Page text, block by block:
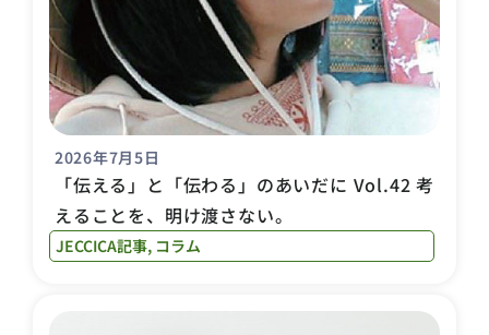
2026年7月5日
「伝える」と「伝わる」のあいだに Vol.42 考
えることを、明け渡さない。
JECCICA記事, コラム